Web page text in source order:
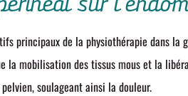
principaux de la physiothérapie dans
la mobilisation des tissus mous et la
soulageant ainsi la douleur.